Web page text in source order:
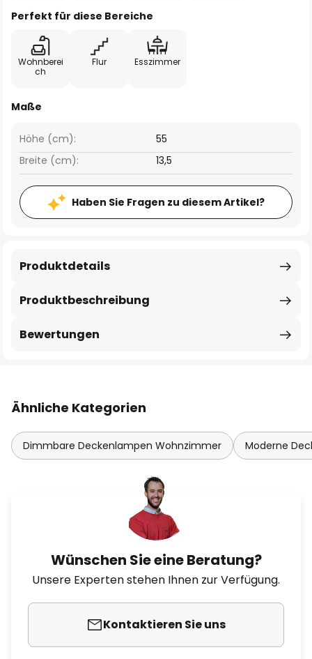
Perfekt für diese Bereiche
Wohnberei
ch
Flur Esszimmer
Maße
Breite (cm): 13,5
Höhe (cm): 55
Haben Sie Fragen zu diesem Artikel?
Produktbeschreibung
Produktdetails
Bewertungen
Ähnliche Kategorien
Dimmbare Deckenlampen Wohnzimmer Moderne
Wünschen Sie eine Beratung?
Unsere Experten stehen Ihnen zur Verfügung.
Kontaktieren Sie uns